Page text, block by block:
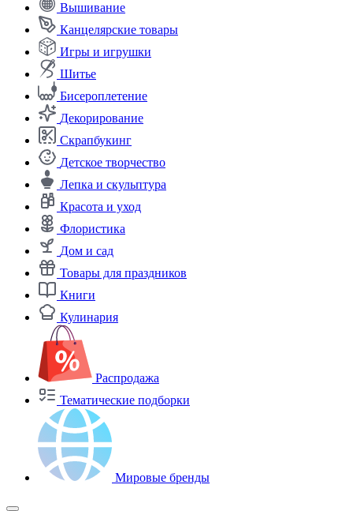
Вышивание
Канцелярские товары
Игры и игрушки
Шитье
Бисероплетение
Декорирование
Скрапбукинг
Детское творчество
Лепка и скульптура
Красота и уход
Флористика
Дом и сад
Товары для праздников
Книги
Кулинария
Распродажа
Тематические подборки
Мировые бренды